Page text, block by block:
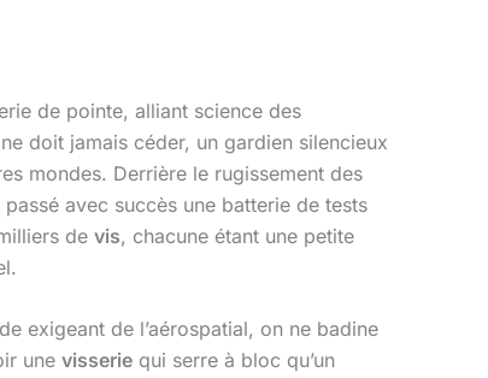
de pointe, alliant science des
doit jamais céder, un gardien silencieux
mondes. Derrière le rugissement des
avec succès une batterie de tests
de vis, chacune étant une petite
exigeant de l’aérospatial, on ne badine
une visserie qui serre à bloc qu’un